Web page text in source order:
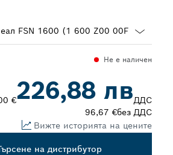
Не е наличен
€226,88 лвДДС
96,67 €без ДДС
Вижте историята на цените
на дистрибутор